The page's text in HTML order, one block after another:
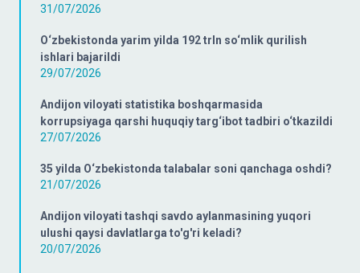
31/07/2026
O‘zbekistonda yarim yilda 192 trln so‘mlik qurilish
ishlari bajarildi
29/07/2026
Andijon viloyati statistika boshqarmasida
korrupsiyaga qarshi huquqiy targ‘ibot tadbiri o‘tkazildi
27/07/2026
35 yilda O‘zbekistonda talabalar soni qanchaga oshdi?
21/07/2026
Andijon viloyati tashqi savdo aylanmasining yuqori
ulushi qaysi davlatlarga to'g'ri keladi?
20/07/2026